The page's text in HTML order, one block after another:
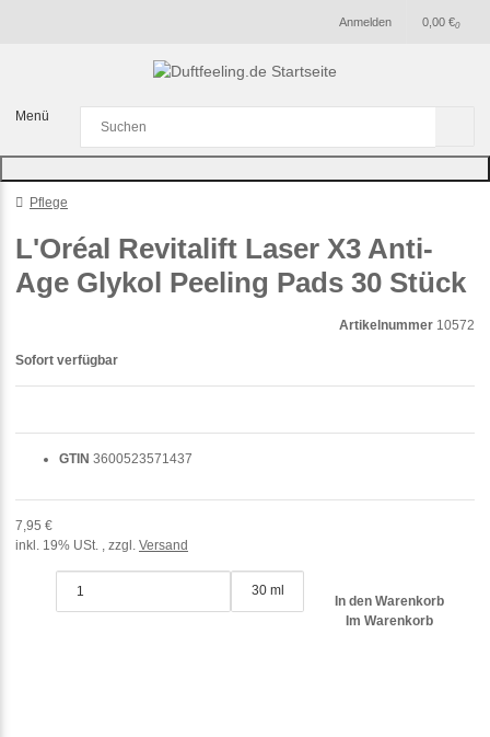
Anmelden 0
0,00 €
Menü
Pflege
L'Oréal Revitalift Laser X3 Anti-
Age Glykol Peeling Pads 30 Stück
Artikelnummer 10572
GTIN 3600523571437
7,95 €
inkl. 19% USt. , zzgl. Versand
30 ml
In den Warenkorb
Im Warenkorb
Sofort verfügbar